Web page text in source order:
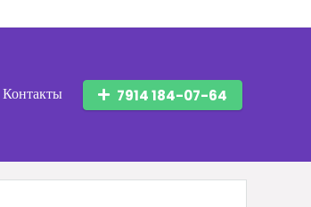
Контакты 7914 184-07-64